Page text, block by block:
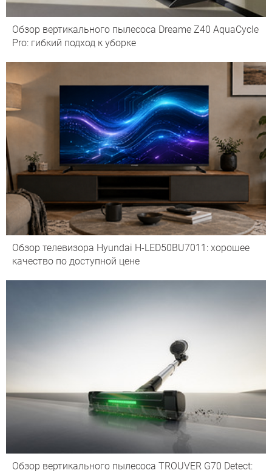
Обзор вертикального пылесоса Dreame Z40 AquaCycle
Pro: гибкий подход к уборке
Обзор телевизора Hyundai H-LED50BU7011: хорошее
качество по доступной цене
Обзор вертикального пылесоса TROUVER G70 Detect: